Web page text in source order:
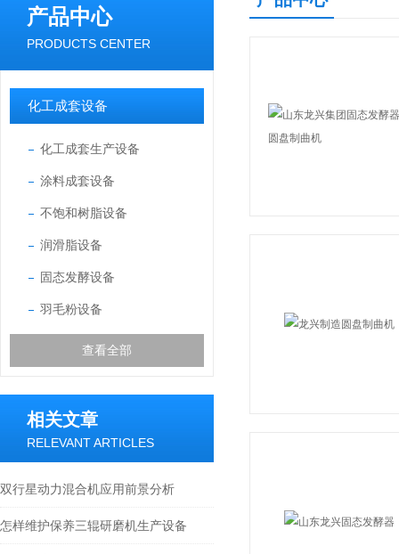
产品中心
PRODUCTS CENTER
化工成套设备
化工成套生产设备
涂料成套设备
不饱和树脂设备
润滑脂设备
固态发酵设备
羽毛粉设备
查看全部
相关文章
RELEVANT ARTICLES
双行星动力混合机应用前景分析
怎样维护保养三辊研磨机生产设备